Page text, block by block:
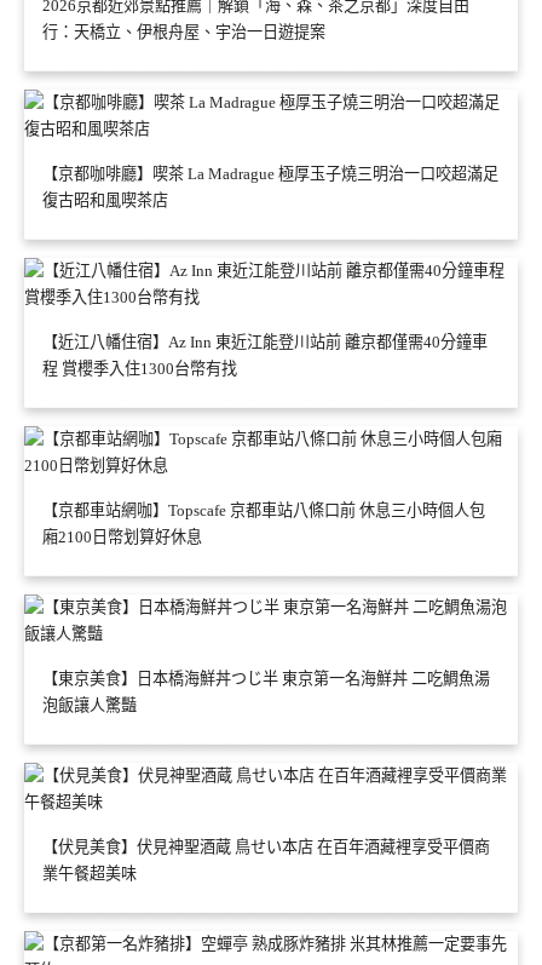
2026京都近郊景點推薦｜解鎖「海、森、茶之京都」深度自由
行：天橋立、伊根舟屋、宇治一日遊提案
【京都咖啡廳】喫茶 La Madrague 極厚玉子燒三明治一口咬超滿足
復古昭和風喫茶店
【近江八幡住宿】Az Inn 東近江能登川站前 離京都僅需40分鐘車
程 賞櫻季入住1300台幣有找
【京都車站網咖】Topscafe 京都車站八條口前 休息三小時個人包
廂2100日幣划算好休息
【東京美食】日本橋海鮮丼つじ半 東京第一名海鮮丼 二吃鯛魚湯
泡飯讓人驚豔
【伏見美食】伏見神聖酒蔵 鳥せい本店 在百年酒藏裡享受平價商
業午餐超美味